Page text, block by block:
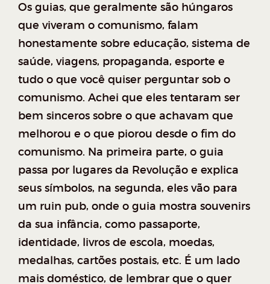
Os guias, que geralmente são húngaros
que viveram o comunismo, falam
honestamente sobre educação, sistema de
saúde, viagens, propaganda, esporte e
tudo o que você quiser perguntar sob o
comunismo. Achei que eles tentaram ser
bem sinceros sobre o que achavam que
melhorou e o que piorou desde o fim do
comunismo. Na primeira parte, o guia
passa por lugares da Revolução e explica
seus símbolos, na segunda, eles vão para
um ruin pub, onde o guia mostra souvenirs
da sua infância, como passaporte,
identidade, livros de escola, moedas,
medalhas, cartões postais, etc. É um lado
mais doméstico, de lembrar que o quer